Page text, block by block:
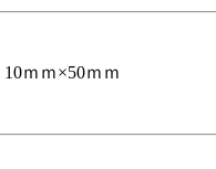
10ｍｍ×50ｍｍ